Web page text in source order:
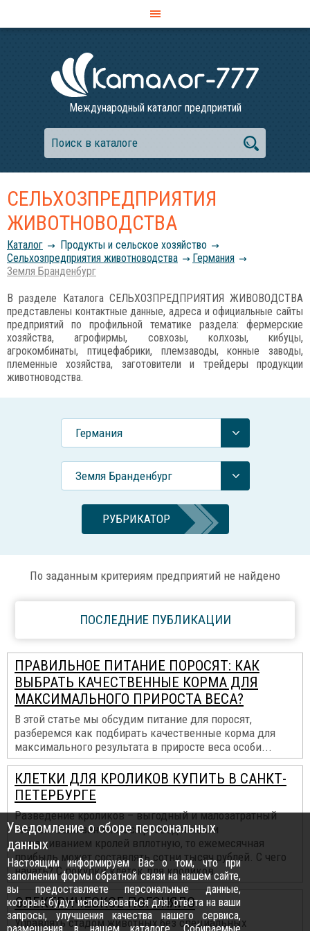
Международный каталог предприятий
СЕЛЬХОЗПРЕДПРИЯТИЯ
ЖИВОТНОВОДСТВА
Каталог
Продукты и сельское хозяйство
Сельхозпредприятия животноводства
Германия
Земля Бранденбург
В разделе Каталога СЕЛЬХОЗПРЕДПРИЯТИЯ ЖИВОВОДСТВА
представлены контактные данные, адреса и официальные сайты
предприятий по профильной тематике раздела: фермерские
хозяйства, агрофирмы, совхозы, колхозы, кибуцы,
агрокомбинаты, птицефабрики, племзаводы, конные заводы,
племенные хозяйства, заготовители и трейдеры продукции
животноводства.
Германия
Земля Бранденбург
РУБРИКАТОР
По заданным критериям предприятий не найдено
ПОСЛЕДНИЕ ПУБЛИКАЦИИ
ПРАВИЛЬНОЕ ПИТАНИЕ ПОРОСЯТ: КАК
ВЫБРАТЬ КАЧЕСТВЕННЫЕ КОРМА ДЛЯ
МАКСИМАЛЬНОГО ПРИРОСТА ВЕСА?
В этой статье мы обсудим питание для поросят,
разберемся как подбирать качественные корма для
максимального результата в приросте веса особи...
КЛЕТКИ ДЛЯ КРОЛИКОВ КУПИТЬ В САНКТ-
ПЕТЕРБУРГЕ
Разведение кроликов – выгодный и малозатратный
бизнес. Если заниматься разведением и
выращиванием кролей вплотную, то ежемесячная
прибыль может составлять сотни тысяч рублей. С чего
начать? С покупки клеток для кроликов...
ЭЛЕКТРИЧЕСКОЕ ПОГОНЯЛО
Управлять стадом животных без специальных
Уведомление о сборе персональных
данных
Настоящим информируем Вас о том, что при
заполнении формы обратной связи на нашем сайте,
вы предоставляете персональные данные,
которые будут использоваться для: ответа на ваши
запросы, улучшения качества нашего сервиса,